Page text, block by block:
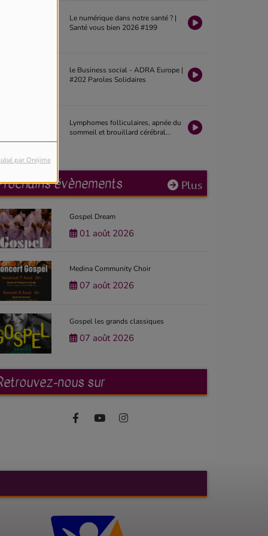
par Orejime
Le numérique dans notre santé ? |
Santé vous bien 2026 #199
le Business social - ADRA Europe |
#202 Paroles Solidaires
Lymphomes folliculaires, apnée du
sommeil et brouillard cérébral
Plus
évènements
Gospel Dream
01 août 2026
Medina Community Choir
07 août 2026
Gospel les grands classiques
07 août 2026
nous sur